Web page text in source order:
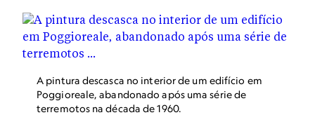
A pintura descasca no interior de um edifício em
Poggioreale, abandonado após uma série de
terremotos na década de 1960.